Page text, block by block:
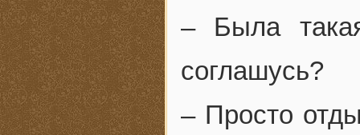
– Была
соглашусь?
– Просто